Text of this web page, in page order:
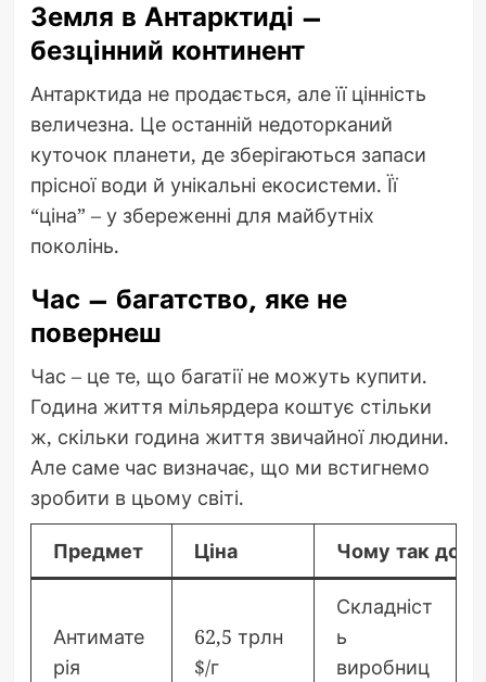
Земля в Антарктиді –
безцінний континент
Антарктида не продається, але її цінність
величезна. Це останній недоторканий
куточок планети, де зберігаються запаси
прісної води й унікальні екосистеми. Її
“ціна” – у збереженні для майбутніх
поколінь.
Час – багатство, яке не
повернеш
Час – це те, що багатії не можуть купити.
Година життя мільярдера коштує стільки
ж, скільки година життя звичайної людини.
Але саме час визначає, що ми встигнемо
зробити в цьому світі.
Предмет Ціна Чому так
Антимате
рія
62,5 трлн
$/г
Складніст
ь
виробниц